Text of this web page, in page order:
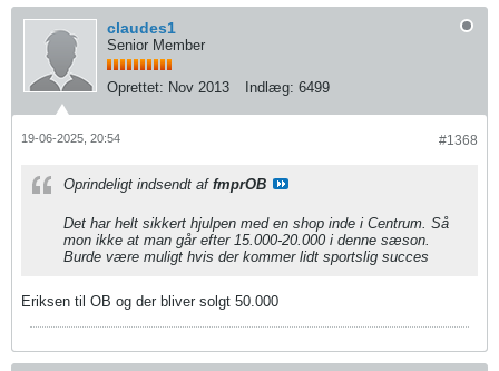
claudes1
Senior Member
Oprettet: Nov 2013 Indlæg: 6499
#1368
19-06-2025, 20:54
Oprindeligt indsendt af fmprOB
Det har helt sikkert hjulpen med en shop inde i Centrum. Så
mon ikke at man går efter 15.000-20.000 i denne sæson.
Burde være muligt hvis der kommer lidt sportslig succes
Eriksen til OB og der bliver solgt 50.000